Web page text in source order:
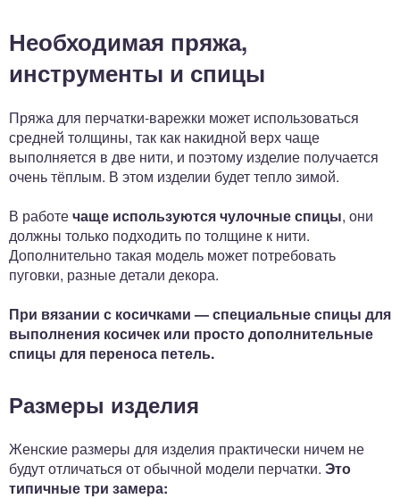
Необходимая пряжа,
инструменты и спицы
Пряжа для перчатки-варежки может использоваться
средней толщины, так как накидной верх чаще
выполняется в две нити, и поэтому изделие получается
очень тёплым. В этом изделии будет тепло зимой.
В работечаще используются чулочные спицы, они
должны только подходить по толщине к нити.
Дополнительно такая модель может потребовать
пуговки, разные детали декора.
При вязании с косичками — специальные спицы для
выполнения косичек или просто дополнительные
спицы для переноса петель.
Размеры изделия
Женские размеры для изделия практически ничем не
будут отличаться от обычной модели перчатки. Это
типичные три замера: